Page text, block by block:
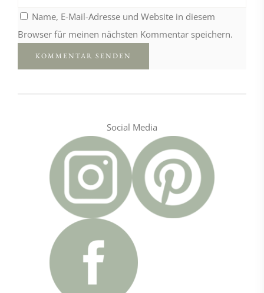
Name, E-Mail-Adresse und Website in diesem
Browser für meinen nächsten Kommentar speichern.
Social Media